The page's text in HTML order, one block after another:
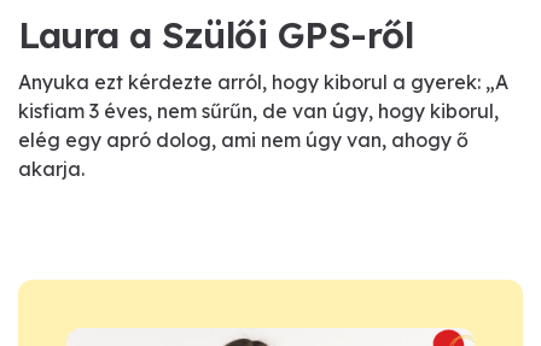
Laura a Szülői GPS-ről
Anyuka ezt kérdezte arról, hogy kiborul a gyerek: „A
kisfiam 3 éves, nem sűrűn, de van úgy, hogy kiborul,
elég egy apró dolog, ami nem úgy van, ahogy ő
akarja.